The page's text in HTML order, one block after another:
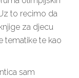
to recimo da
za djecu
tematike te kao
sam